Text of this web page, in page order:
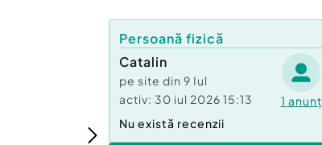
Persoană fizică
Catalin
pe site din 9 Iul
activ: 30 iul 2026 15:13 1 anunț
Nu există recenzii